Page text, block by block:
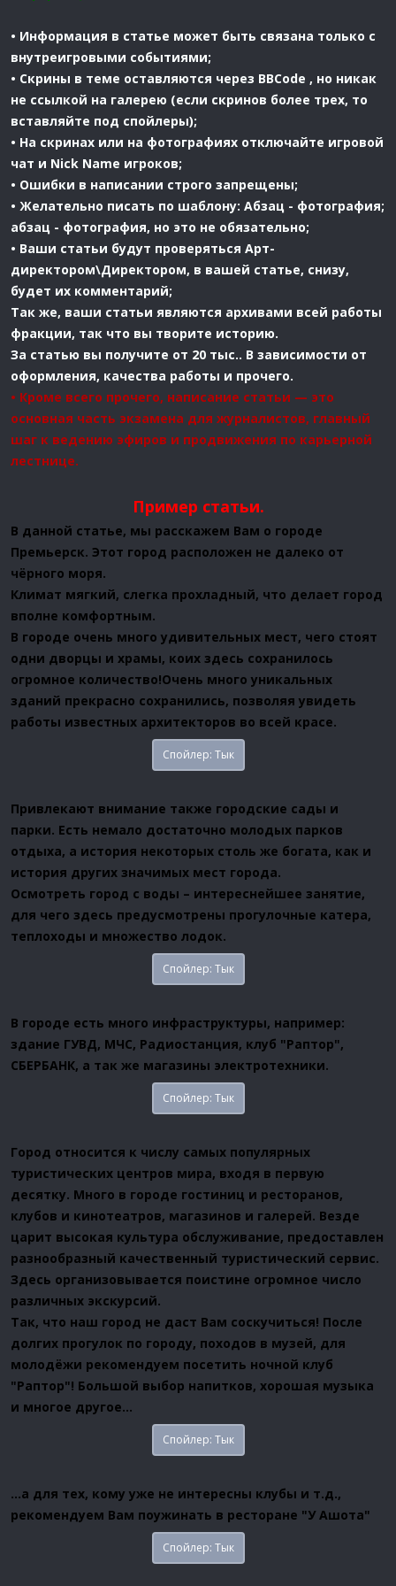
• Информация в статье может быть связана только с
внутреигровыми событиями;
• Скрины в теме оставляются через BBCode , но никак
не ссылкой на галерею (если скринов более трех, то
вставляйте под спойлеры);
• На скринах или на фотографиях отключайте игровой
чат и Nick Name игроков;
• Ошибки в написании строго запрещены;
• Желательно писать по шаблону: Абзац - фотография;
абзац - фотография, но это не обязательно;
• Ваши статьи будут проверяться Арт-
директором\Директором, в вашей статье, снизу,
будет их комментарий;
Так же, ваши статьи являются архивами всей работы
фракции, так что вы творите историю.
За статью вы получите от 20 тыс.. В зависимости от
оформления, качества работы и прочего.
• Кроме всего прочего, написание статьи — это
основная часть экзамена для журналистов, главный
шаг к ведению эфиров и продвижения по карьерной
лестнице.
Пример статьи.
В данной статье, мы расскажем Вам о городе
Премьерск. Этот город расположен не далеко от
чёрного моря.
Климат мягкий, слегка прохладный, что делает город
вполне комфортным.
В городе очень много удивительных мест, чего стоят
одни дворцы и храмы, коих здесь сохранилось
огромное количество!Очень много уникальных
зданий прекрасно сохранились, позволяя увидеть
работы известных архитекторов во всей красе.
Спойлер: Тык
Привлекают внимание также городские сады и
парки. Есть немало достаточно молодых парков
отдыха, а история некоторых столь же богата, как и
история других значимых мест города.
Осмотреть город с воды – интереснейшее занятие,
для чего здесь предусмотрены прогулочные катера,
теплоходы и множество лодок.
Спойлер: Тык
В городе есть много инфраструктуры, например:
здание ГУВД, МЧС, Радиостанция, клуб "Раптор",
СБЕРБАНК, а так же магазины электротехники.
Спойлер: Тык
Город относится к числу самых популярных
туристических центров мира, входя в первую
десятку. Много в городе гостиниц и ресторанов,
клубов и кинотеатров, магазинов и галерей. Везде
царит высокая культура обслуживание, предоставлен
разнообразный качественный туристический сервис.
Здесь организовывается поистине огромное число
различных экскурсий.
Так, что наш город не даст Вам соскучиться! После
долгих прогулок по городу, походов в музей, для
молодёжи рекомендуем посетить ночной клуб
"Раптор"! Большой выбор напитков, хорошая музыка
и многое другое...
Спойлер: Тык
...а для тех, кому уже не интересны клубы и т.д.,
рекомендуем Вам поужинать в ресторане "У Ашота"
Спойлер: Тык